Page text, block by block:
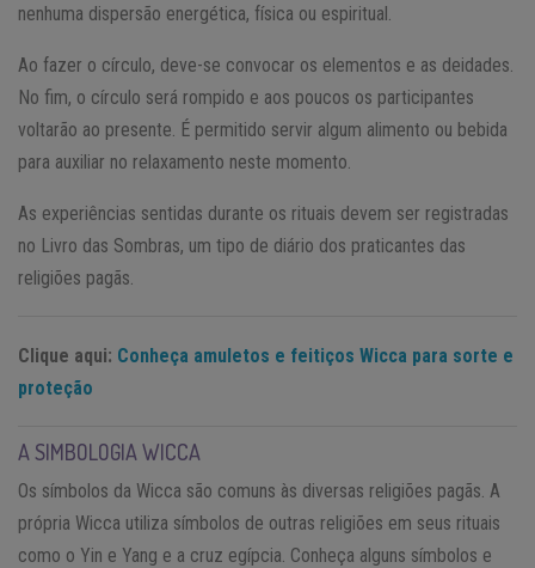
nenhuma dispersão energética, física ou espiritual.
Ao fazer o círculo, deve-se convocar os elementos e as deidades.
No fim, o círculo será rompido e aos poucos os participantes
voltarão ao presente. É permitido servir algum alimento ou bebida
para auxiliar no relaxamento neste momento.
As experiências sentidas durante os rituais devem ser registradas
no Livro das Sombras, um tipo de diário dos praticantes das
religiões pagãs.
Clique aqui: Conheça amuletos e feitiços Wicca para sorte e
proteção
A SIMBOLOGIA WICCA
Os símbolos da Wicca são comuns às diversas religiões pagãs. A
própria Wicca utiliza símbolos de outras religiões em seus rituais
como o Yin e Yang e a cruz egípcia. Conheça alguns símbolos e